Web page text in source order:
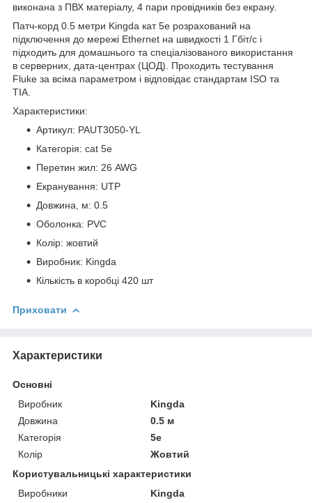
виконана з ПВХ матеріалу, 4 пари провідників без екрану.
Патч-корд 0.5 метри Kingda кат 5е розрахований на
підключення до мережі Ethernet на швидкості 1 Гбіт/с і
підходить для домашнього та спеціалізованого використання
в серверних, дата-центрах (ЦОД). Проходить тестування
Fluke за всіма параметром і відповідає стандартам ISO та
TIA.
Характеристики:
Артикул: PAUT3050-YL
Категорія: cat 5e
Перетин жил: 26 AWG
Екранування: UTP
Довжина, м: 0.5
Оболонка: PVC
Колір: жовтий
Виробник: Kingda
Кількість в коробці 420 шт
Приховати
Характеристики
Основні
Виробник
Kingda
Довжина
0.5 м
Категорія
5e
Колір
Жовтий
Користувальницькі характеристики
Виробники
Kingda